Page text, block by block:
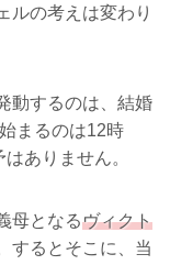
ルの考えは変わり
動するのは、結婚
まるのは12時
ありません。
母となるヴィクト
するとそこに、当